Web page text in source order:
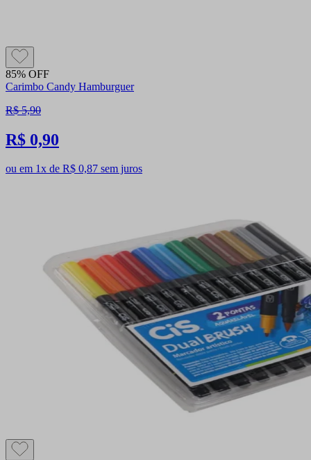
85% OFF
Carimbo Candy Hamburguer
R$ 5,90
R$ 0,90
ou em 1x de R$ 0,87 sem juros